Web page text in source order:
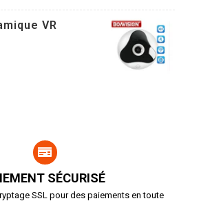
VR
SÉCURISÉ
SSL pour des paiements en toute